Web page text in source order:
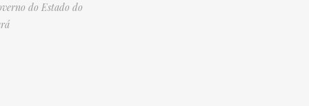
do Estado do